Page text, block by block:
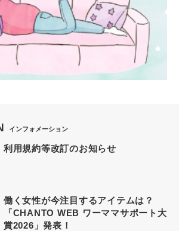
インフォメーション
利用規約等改訂のお知らせ
働く女性が今注目するアイテムは？
「CHANTO WEB ワーママサポート大
賞2026」発表！